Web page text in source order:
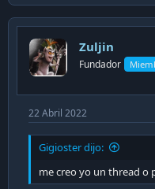
Zuljin
Fundador
22 Abril 2022
Gigioster dijo:
me creo yo un thread o